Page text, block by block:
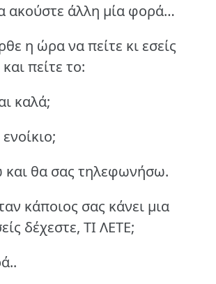
άλλη μία φορά…
η ώρα να πείτε κι εσείς
πείτε το:
καλά;
θα σας τηλεφωνήσω.
κάποιος σας κάνει μια
δέχεστε, ΤΙ ΛΕΤΕ;